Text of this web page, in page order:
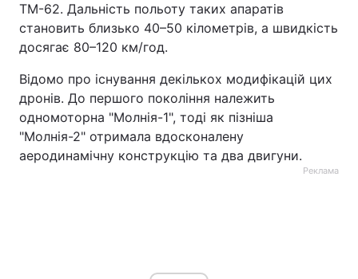
ТМ-62. Дальність польоту таких апаратів
становить близько 40–50 кілометрів, а швидкість
досягає 80–120 км/год.
Відомо про існування декількох модифікацій цих
дронів. До першого покоління належить
одномоторна "Молнія-1", тоді як пізніша
"Молнія-2" отримала вдосконалену
аеродинамічну конструкцію та два двигуни.
Реклама